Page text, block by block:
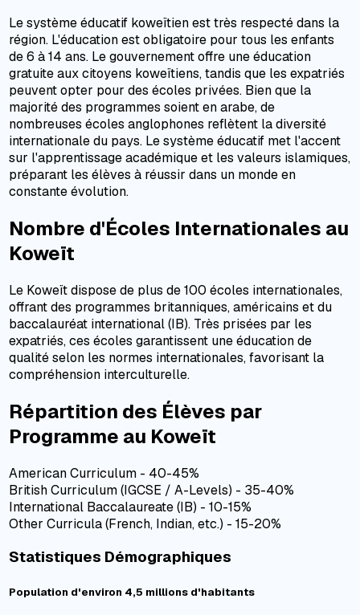
Le système éducatif koweïtien est très respecté dans la
région. L'éducation est obligatoire pour tous les enfants
de 6 à 14 ans. Le gouvernement offre une éducation
gratuite aux citoyens koweïtiens, tandis que les expatriés
peuvent opter pour des écoles privées. Bien que la
majorité des programmes soient en arabe, de
nombreuses écoles anglophones reflètent la diversité
internationale du pays. Le système éducatif met l'accent
sur l'apprentissage académique et les valeurs islamiques,
préparant les élèves à réussir dans un monde en
constante évolution.
Nombre d'Écoles Internationales au
Koweït
Le Koweït dispose de plus de 100 écoles internationales,
offrant des programmes britanniques, américains et du
baccalauréat international (IB). Très prisées par les
expatriés, ces écoles garantissent une éducation de
qualité selon les normes internationales, favorisant la
compréhension interculturelle.
Répartition des Élèves par
Programme au Koweït
American Curriculum - 40-45%
British Curriculum (IGCSE / A-Levels) - 35-40%
International Baccalaureate (IB) - 10-15%
Other Curricula (French, Indian, etc.) - 15-20%
Statistiques Démographiques
Population d'environ 4,5 millions d'habitants